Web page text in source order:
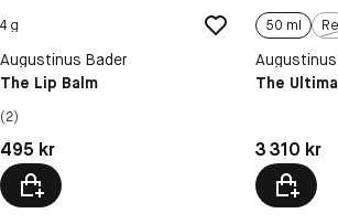
4 g
Augustinus Bader
The Lip Balm
(2)
Pris: 495 kr
495 kr
50 ml
The
Pris: 3 310 kr
3 310 kr